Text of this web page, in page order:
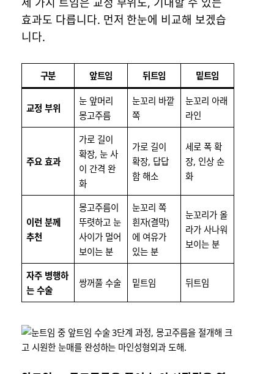
효과도 다릅니다. 먼저 한눈에 비교해 보겠습
니다.
구분 앞트임 뒤트임 밑트임
교정 부위
눈 앞머리
몽고주름
눈꼬리 바깥
쪽
눈꼬리 아래
라인
주요 효과
가로 길이
확장, 눈 사
이 간격 완
화
가로 길이
확장, 답답
함 해소
세로 폭 확
장, 인상 순
화
이런 분께
추천
몽고주름이
뚜렷하고 눈
사이가 멀어
보이는 분
눈꼬리 쪽
흰자(결막)
에 여유가
있는 분
눈꼬리가 올
라가 사나워
보이는 분
자주 병행하
는 수술
쌍꺼풀 수술 밑트임 뒤트임